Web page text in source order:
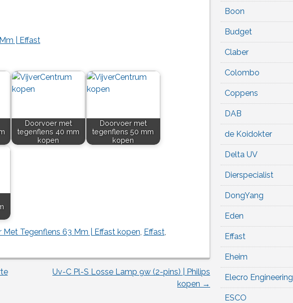
| Effast
Doorvoer met
tegenflens 40 mm
kopen
Doorvoer met
tegenflens 50 mm
kopen
Met Tegenflens 63 Mm | Effast kopen, Effast,
Uv-C Pl-S Losse Lamp 9w (2-pins) | Philips
kopen →
Boon
Budget
Claber
Colombo
Coppens
DAB
de Koidokter
Delta UV
Dierspecialist
DongYang
Eden
Effast
Eheim
Elecro Engineering
ESCO